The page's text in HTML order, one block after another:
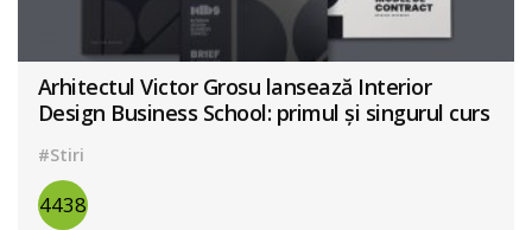
Arhitectul Victor Grosu lansează Interior
Design Business School: primul și singurul curs
#Stiri
4438